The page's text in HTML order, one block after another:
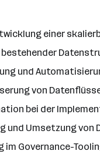
einer
bestehender
und
von
bei der
und Umsetzung
Governance-